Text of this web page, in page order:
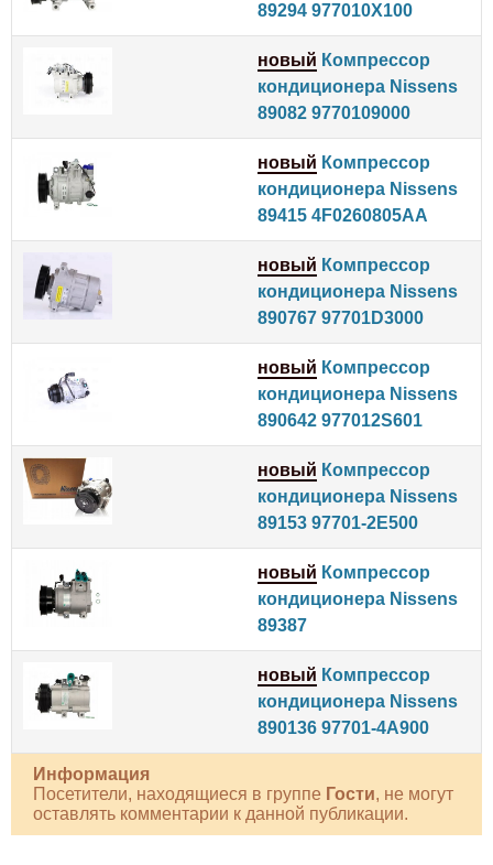
89294 977010X100
новый Компрессор
кондиционера Nissens
89082 9770109000
новый Компрессор
кондиционера Nissens
89415 4F0260805AA
новый Компрессор
кондиционера Nissens
890767 97701D3000
новый Компрессор
кондиционера Nissens
890642 977012S601
новый Компрессор
кондиционера Nissens
89153 97701-2E500
новый Компрессор
кондиционера Nissens
89387
новый Компрессор
кондиционера Nissens
890136 97701-4A900
Информация
Посетители, находящиеся в группе Гости, не могут
оставлять комментарии к данной публикации.